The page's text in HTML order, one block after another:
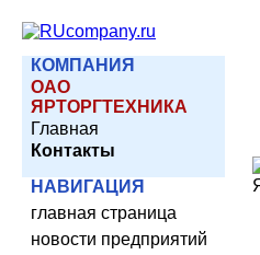
КОМПАНИЯ
ОАО
ЯРТОРГТЕХНИКА
Главная
Контакты
НАВИГАЦИЯ
главная страница
новости предприятий